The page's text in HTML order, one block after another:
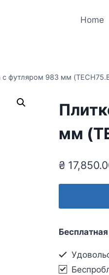
Home
с футляром 983 мм
мм
₴